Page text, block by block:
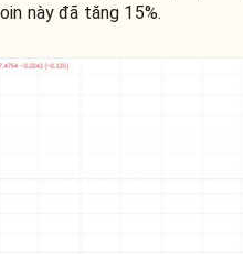
này đã tăng 15%.